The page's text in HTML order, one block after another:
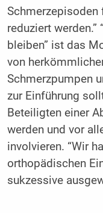
Schmerzepisoden
reduziert werden.”
bleiben” ist das
von
Schmerzpumpen
zur Einführung
Beteiligten einer
werden und vor
involvieren. “Wir
orthopädischen
sukzessive